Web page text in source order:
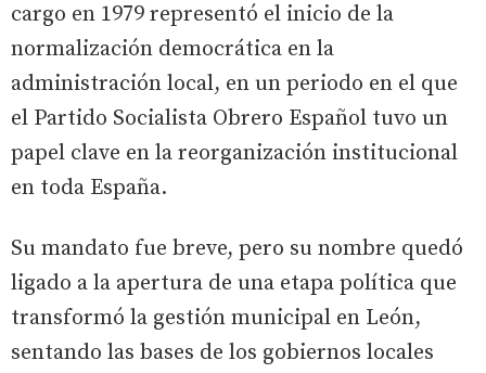
cargo en 1979 representó el inicio de la
normalización democrática en la
administración local, en un periodo en el que
el Partido Socialista Obrero Español tuvo un
papel clave en la reorganización institucional
en toda España.
Su mandato fue breve, pero su nombre quedó
ligado a la apertura de una etapa política que
transformó la gestión municipal en León,
sentando las bases de los gobiernos locales